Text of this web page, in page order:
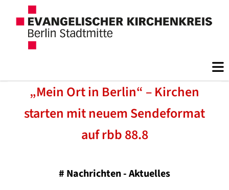
„Mein Ort in Berlin“ – Kirchen
starten mit neuem Sendeformat
auf rbb 88.8
# Nachrichten - Aktuelles